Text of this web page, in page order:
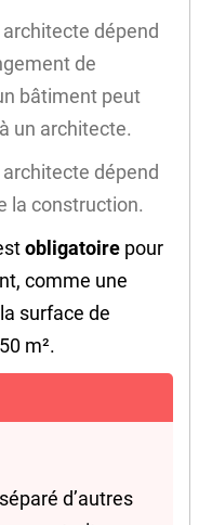
architecte dépend
de
bâtiment peut
un architecte.
architecte dépend
la construction.
obligatoire pour
comme une
surface de
m².
d’autres